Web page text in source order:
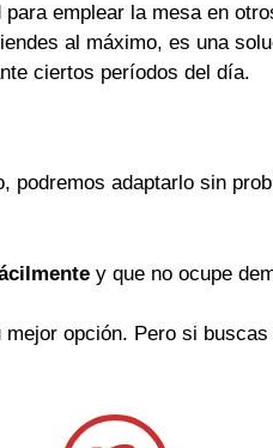
emplear la mesa en
al máximo, es una
ciertos períodos del día.
podremos adaptarlo sin
y que no ocupe
opción. Pero si